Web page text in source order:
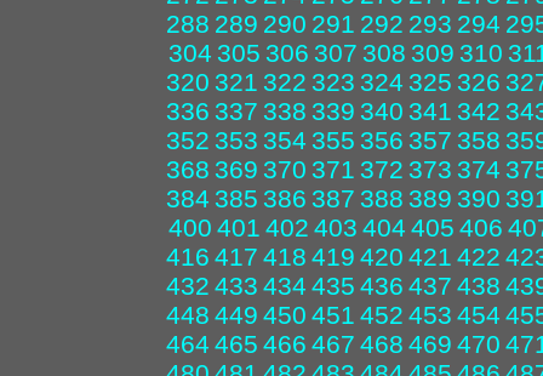
288 289 290 291 292 293 294
304 305 306 307 308 309 310
320 321 322 323 324 325 326
336 337 338 339 340 341 342
352 353 354 355 356 357 358
368 369 370 371 372 373 374
384 385 386 387 388 389 390
400 401 402 403 404 405 406
416 417 418 419 420 421 422
432 433 434 435 436 437 438
448 449 450 451 452 453 454
464 465 466 467 468 469 470